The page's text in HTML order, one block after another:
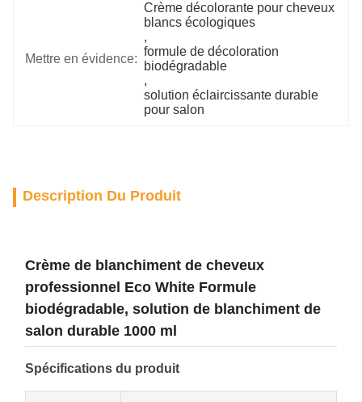
Mettre en évidence:
Crème décolorante pour cheveux
blancs écologiques
,
formule de décoloration
biodégradable
,
solution éclaircissante durable
pour salon
Description Du Produit
Crème de blanchiment de cheveux
professionnel Eco White Formule
biodégradable, solution de blanchiment de
salon durable 1000 ml
Spécifications du produit